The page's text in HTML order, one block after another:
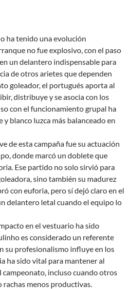
ha tenido una evolución
no fue explosivo, con el paso
un delantero indispensable para
de otros arietes que dependen
goleador, el portugués aporta al
distribuye y se asocia con los
con el funcionamiento grupal ha
y blanco luzca más balanceado en
de esta campaña fue su actuación
donde marcó un doblete que
Ese partido no solo sirvió para
sino también su madurez
con euforia, pero sí dejó claro en el
delantero letal cuando el equipo lo
en el vestuario ha sido
es considerado un referente
su profesionalismo influye en los
ha sido vital para mantener al
campeonato, incluso cuando otros
rachas menos productivas.